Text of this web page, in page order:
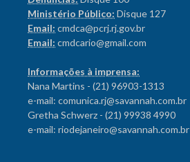
Ministério Público: Disque 127
Email: cmdca@pcrj.rj.gov.br
Email: cmdcario@gmail.com
Informações à imprensa:
Nana Martins - (21) 96903-1313
e-mail: comunica.rj@savannah.com.br
Gretha Schwerz - (21) 99938 4990
e-mail: riodejaneiro@savannah.com.br